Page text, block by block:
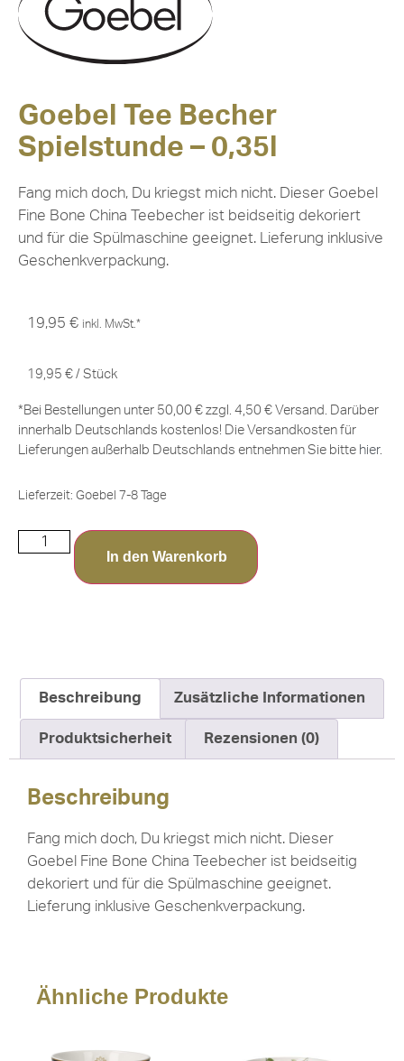
Goebel Tee Becher
Spielstunde – 0,35l
Fang mich doch, Du kriegst mich nicht. Dieser Goebel
Fine Bone China Teebecher ist beidseitig dekoriert
und für die Spülmaschine geeignet. Lieferung inklusive
Geschenkverpackung.
19,95 € inkl. MwSt.*
19,95 € / Stück
*Bei Bestellungen unter 50,00 € zzgl. 4,50 € Versand. Darüber
innerhalb Deutschlands kostenlos! Die Versandkosten für
Lieferungen außerhalb Deutschlands entnehmen Sie bitte hier.
Lieferzeit: Goebel 7-8 Tage
In den Warenkorb
Beschreibung Zusätzliche Informationen
Produktsicherheit Rezensionen (0)
Beschreibung
Fang mich doch, Du kriegst mich nicht. Dieser
Goebel Fine Bone China Teebecher ist beidseitig
dekoriert und für die Spülmaschine geeignet.
Lieferung inklusive Geschenkverpackung.
Ähnliche Produkte